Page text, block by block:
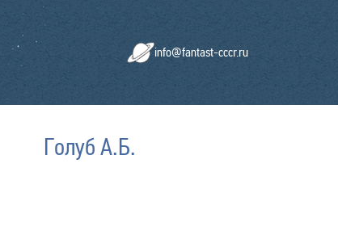
info@fantast-cccr.ru
Голуб А.Б.